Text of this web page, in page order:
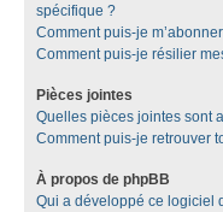
spécifique ?
Comment puis-je
Comment puis-je résilier
Pièces jointes
Quelles pièces jointes sont
Comment puis-je retrouver
À propos de phpBB
Qui a développé ce logiciel